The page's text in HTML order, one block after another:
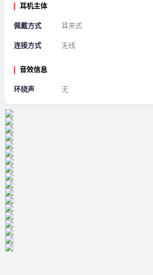
耳机主体
佩戴方式 耳夹式
连接方式 无线
音效信息
环绕声 无